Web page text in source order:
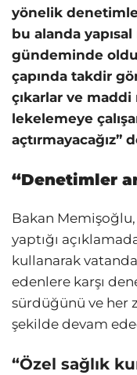
yönelik
bu alanda
gündeminde
çapında takdir
çıkarlar ve
lekelemeye
açtırmayacağız”
“Denetimler
Bakan
yaptığı
kullanarak
edenlere karşı
sürdüğünü ve her
şekilde devam
“Özel sağlık